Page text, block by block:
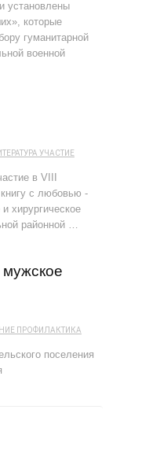
установлены
которые
гуманитарной
военной
УЧАСТИЕ
в VIII
с любовью -
хирургическое
районной …
ПРОФИЛАКТИКА
поселения